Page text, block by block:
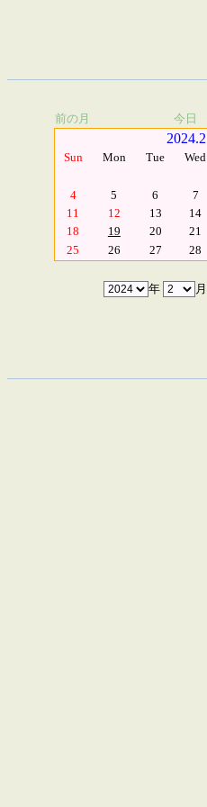
前の月 今日
2024.2
Sun Mon Tue Wed
4
5 6 7
11
12 13 14
18
19 20 21
25
26 27 28
年 月